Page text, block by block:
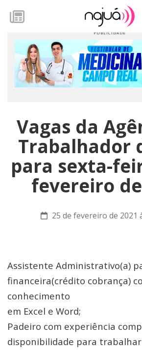
Vagas da
Trabalhador
para sexta-
fevereiro de
25 de fevereiro de 2021
Assistente Administrativo(a)
financeira(crédito cobrança)
conhecimento
em Excel e Word;
Padeiro com experiência
disponibilidade para trabalhar